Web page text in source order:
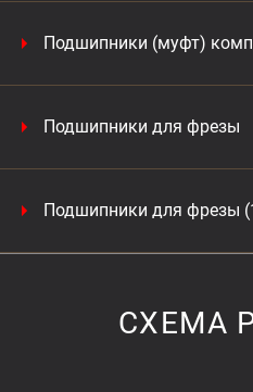
Подшипники (муфт)
Подшипники для фрезы
Подшипники для фрезы
СХЕМА